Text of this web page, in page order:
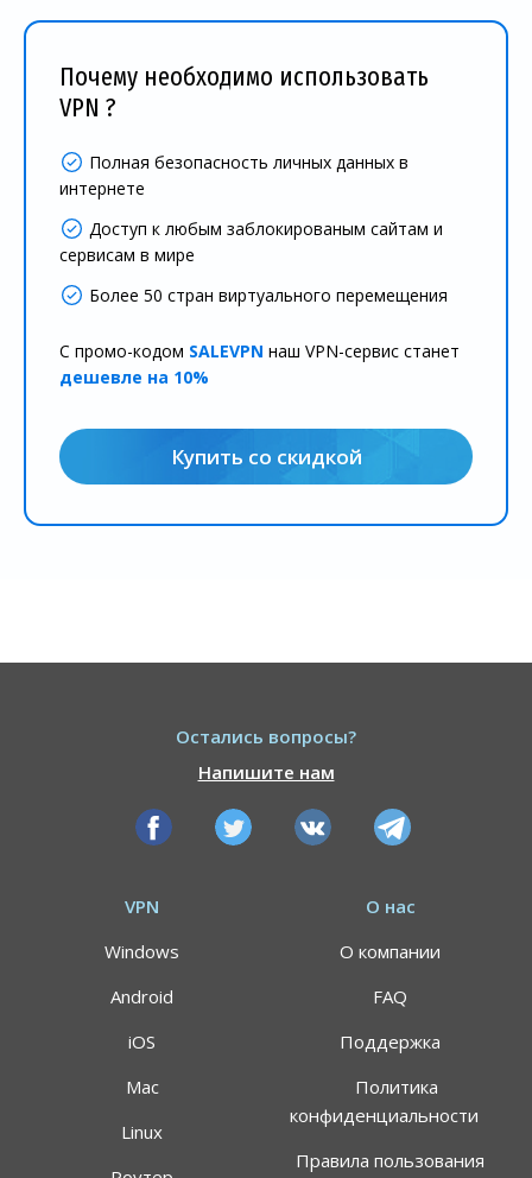
Почему необходимо использовать
VPN ?
Полная безопасность личных данных в
интернете
Доступ к любым заблокированым сайтам и
сервисам в мире
Более 50 стран виртуального перемещения
С промо-кодом SALEVPN наш VPN-сервис станет
дешевле на 10%
Купить со скидкой
Остались вопросы?
Напишите нам
VPN
Windows
Android
iOS
Mac
Linux
О нас
О компании
FAQ
Поддержка
Политика
конфиденциальности
Правила пользования